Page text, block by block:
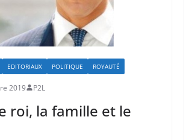
EDITORIAUX POLITIQUE ROYAUTÉ
2019 P2L
roi, la famille et le